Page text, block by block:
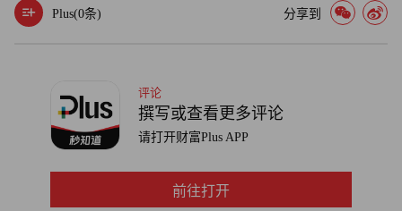
和中国力量。晶澳科技的每一步，都是对绿色未来的坚定承
清洁、更加繁荣、更加可持续的明天。
02 共同奔赴繁荣明天
积极创想。无论如何发展，晶澳科技始终认为全体员工乃至
Plus(0条) 分享到
评论
撰写或查看更多评论
请打开财富Plus APP
前往打开